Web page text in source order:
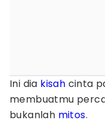
Ini dia kisah cinta
membuatmu
bukanlah mitos.